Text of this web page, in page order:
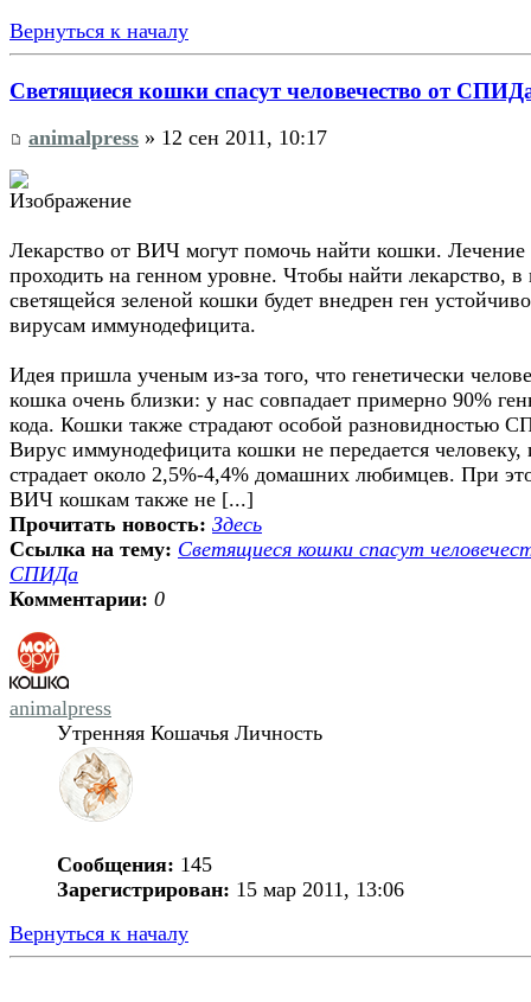
Вернуться к началу
Светящиеся кошки спасут человечество от
animalpress » 12 сен 2011, 10:17
Лекарство от ВИЧ могут помочь найти кошки. Лечение
проходить на генном уровне. Чтобы найти лекарство, в
светящейся зеленой кошки будет внедрен ген
вирусам иммунодефицита.
Идея пришла ученым из-за того, что генетически
кошка очень близки: у нас совпадает примерно 90%
кода. Кошки также страдают особой разновидностью
Вирус иммунодефицита кошки не передается человеку,
страдает около 2,5%-4,4% домашних любимцев. При
ВИЧ кошкам также не [...]
Прочитать новость: Здесь
Ссылка на тему: Светящиеся кошки спасут
СПИДа
Комментарии: 0
animalpress
Утренняя Кошачья Личность
Сообщения: 145
Зарегистрирован: 15 мар 2011, 13:06
Вернуться к началу